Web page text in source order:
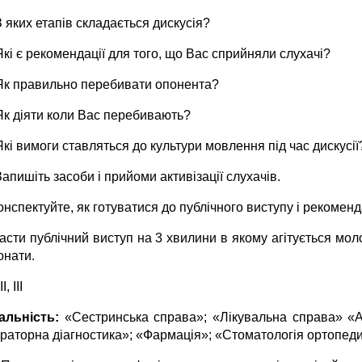
яких етапів складається дискусія?
є рекомендації для того, що Вас сприйняли слухачі?
правильно перебивати опонента?
діяти коли Вас перебивають?
вимоги ставляться до культури мовлення під час
засоби і прийоми активізації слухачів.
як готуватися до публічного виступу і
публічний виступ на 3 хвилини в якому агітується
ІІ, ІІІ
«Сестринська справа»; «Лікувальна справа»
діагностика»; «Фармація»; «Стоматологія